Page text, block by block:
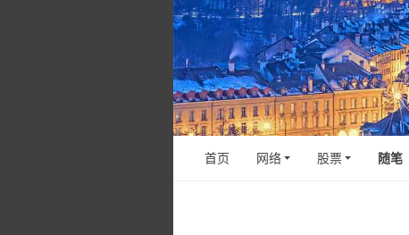
首页 网络 股票 随笔